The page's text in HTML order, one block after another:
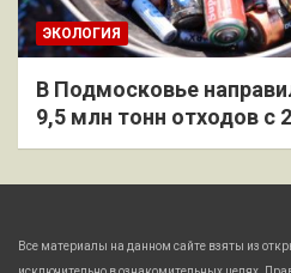
ЭКОЛОГИЯ
В Подмосковье
9,5 млн тонн отходов с
Все материалы на данном сайте взяты из